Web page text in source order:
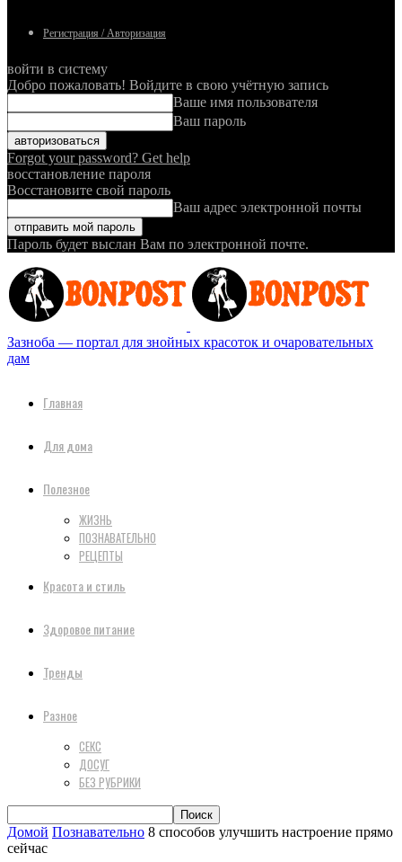
Регистрация / Авторизация
войти в систему
Добро пожаловать! Войдите в свою учётную запись
Ваше имя пользователя
Ваш пароль
Forgot your password? Get help
восстановление пароля
Восстановите свой пароль
Ваш адрес электронной почты
Пароль будет выслан Вам по электронной почте.
Зазноба — портал для знойных красоток и очаровательных
дам
Главная
Для дома
Полезное
ЖИЗНЬ
ПОЗНАВАТЕЛЬНО
РЕЦЕПТЫ
Красота и стиль
Здоровое питание
Тренды
Разное
СЕКС
ДОСУГ
БЕЗ РУБРИКИ
Домой Познавательно 8 способов улучшить настроение прямо
сейчас